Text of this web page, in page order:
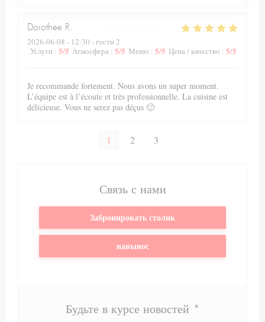
Dorothee R
2026-06-08 - 12:30 - гости 2
Услуги : 5/5 Атмосфера : 5/5 Меню : 5/5 Цена / качество : 5/5
Je recommande fortement. Nous avons un super moment.
L’équipe est à l’écoute et très professionnelle. La cuisine est
délicieuse. Vous ne serez pas déçus 🙂
1 2 3
Связь с нами
Забронировать столик
навынос
Будьте в курсе новостей *